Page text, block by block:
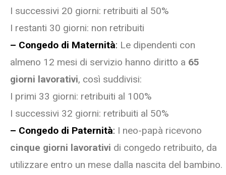
I successivi 20 giorni: retribuiti al 50%
I restanti 30 giorni: non retribuiti
– Congedo di Maternità: Le dipendenti con
almeno 12 mesi di servizio hanno diritto a 65
giorni lavorativi, così suddivisi:
I primi 33 giorni: retribuiti al 100%
I successivi 32 giorni: retribuiti al 50%
– Congedo di Paternità: I neo-papà ricevono
cinque giorni lavorativi di congedo retribuito, da
utilizzare entro un mese dalla nascita del bambino.